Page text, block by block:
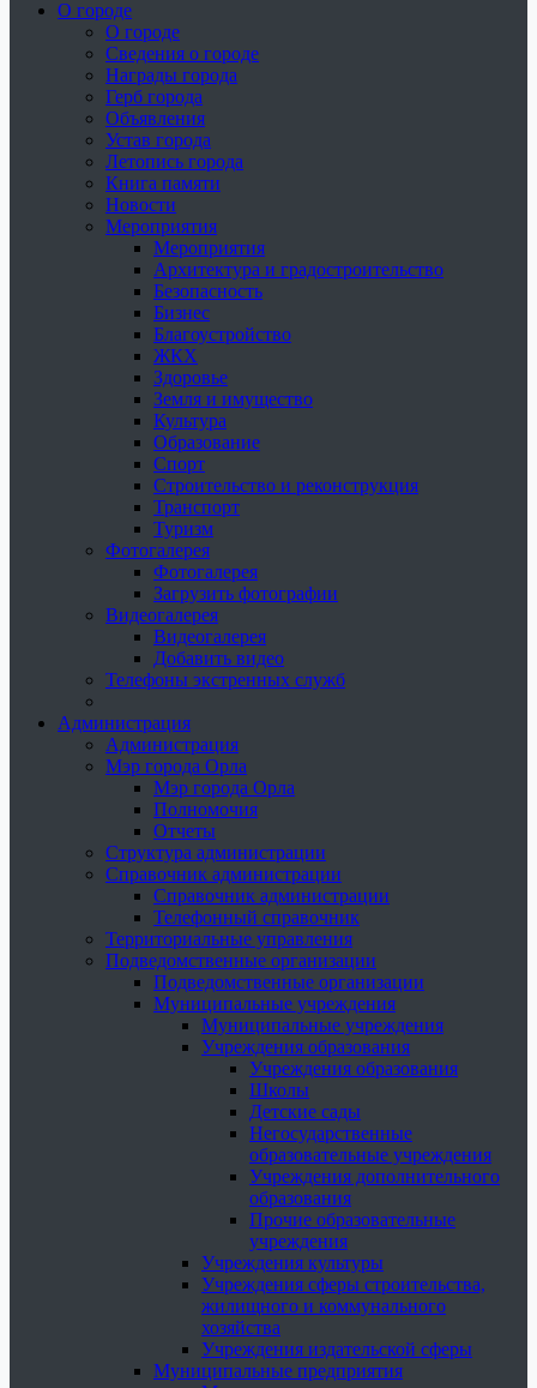
О городе
О городе
Сведения о городе
Награды города
Герб города
Объявления
Устав города
Летопись города
Книга памяти
Новости
Мероприятия
Мероприятия
Архитектура и градостроительство
Безопасность
Бизнес
Благоустройство
ЖКХ
Здоровье
Земля и имущество
Культура
Образование
Спорт
Строительство и реконструкция
Транспорт
Туризм
Фотогалерея
Фотогалерея
Загрузить фотографии
Видеогалерея
Видеогалерея
Добавить видео
Телефоны экстренных служб
Администрация
Администрация
Мэр города Орла
Мэр города Орла
Полномочия
Отчеты
Структура администрации
Справочник администрации
Справочник администрации
Телефонный справочник
Территориальные управления
Подведомственные организации
Подведомственные организации
Муниципальные учреждения
Муниципальные учреждения
Учреждения образования
Учреждения образования
Школы
Детские сады
Негосударственные
образовательные учреждения
Учреждения дополнительного
образования
Прочие образовательные
учреждения
Учреждения культуры
Учреждения сферы строительства,
жилищного и коммунального
хозяйства
Учреждения издательской сферы
Муниципальные предприятия